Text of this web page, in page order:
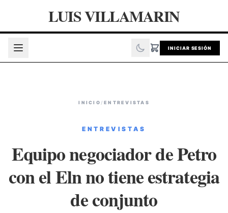
LUIS VILLAMARIN
INICIAR SESIÓN
INICIO / ENTREVISTAS
ENTREVISTAS
Equipo negociador de Petro
con el Eln no tiene estrategia
de conjunto